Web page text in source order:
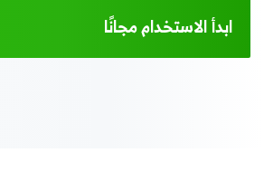
ابدأ الاستخدام مجانًا